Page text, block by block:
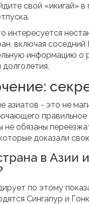
свой «икигай»
интересуется
включая
информацию о
долголетия.
азиатов - это не
обязаны
доказали
в
по этому
Сингапур и